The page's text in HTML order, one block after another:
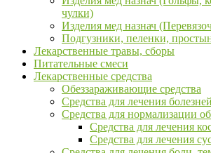
чулки)
Изделия мед назнач
Подгузники, пеленки,
Лекарственные травы, сборы
Питательные смеси
Лекарственные средства
Обеззараживающие средства
Средства для лечения
Средства для нормализации
Средства для лечения
Средства для лечения